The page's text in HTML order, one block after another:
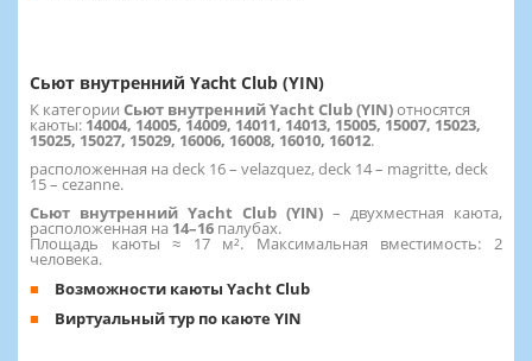
Сьют внутренний Yacht Club (YIN)
К категории Сьют внутренний Yacht Club (YIN)относятся
каюты: 14004, 14005, 14009, 14011, 14013, 15005, 15007, 15023,
15025, 15027, 15029, 16006, 16008, 16010, 16012.
расположенная на deck 16 – velazquez, deck 14 – magritte, deck
15 – cezanne.
Сьют внутренний Yacht Club (YIN) – двухместная каюта,
расположенная на 14–16 палубах.
Площадь каюты ≈ 17 м². Максимальная вместимость: 2
человека.
Возможности каюты Yacht Club
Виртуальный тур по каюте YIN